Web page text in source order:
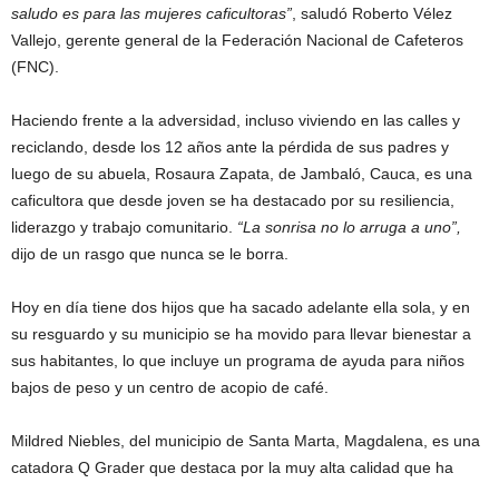
saludo es para las mujeres caficultoras”, saludó Roberto Vélez
Vallejo, gerente general de la Federación Nacional de Cafeteros
(FNC).
Haciendo frente a la adversidad, incluso viviendo en las calles y
reciclando, desde los 12 años ante la pérdida de sus padres y
luego de su abuela, Rosaura Zapata, de Jambaló, Cauca, es una
caficultora que desde joven se ha destacado por su resiliencia,
liderazgo y trabajo comunitario. “La sonrisa no lo arruga a uno”,
dijo de un rasgo que nunca se le borra.
Hoy en día tiene dos hijos que ha sacado adelante ella sola, y en
su resguardo y su municipio se ha movido para llevar bienestar a
sus habitantes, lo que incluye un programa de ayuda para niños
bajos de peso y un centro de acopio de café.
Mildred Niebles, del municipio de Santa Marta, Magdalena, es una
catadora Q Grader que destaca por la muy alta calidad que ha